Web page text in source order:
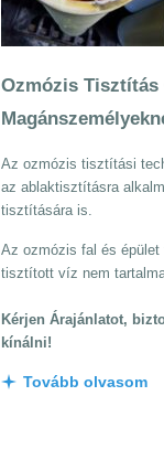
Ozmózis Tisztítás
Az ozmózis tisztítási
az ablaktisztításra
tisztítására is.
Az ozmózis fal és
tisztított víz nem
Kérjen Árajánlatot,
kínálni!
Tovább olvasom